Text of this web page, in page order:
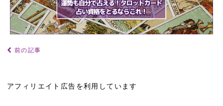
前の記事
アフィリエイト広告を利用しています